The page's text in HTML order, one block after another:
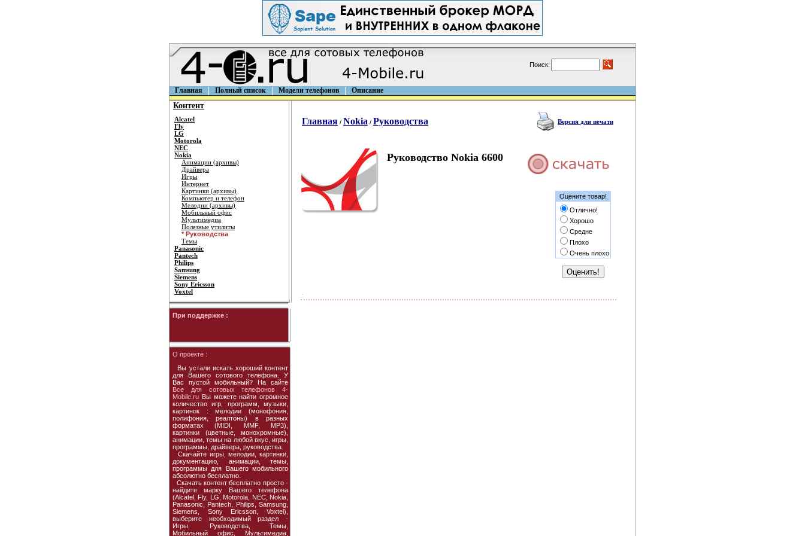
Поиск:
Главная Полный список Модели телефонов Описание
Контент
Alcatel
Fly
LG
Motorola
NEC
Nokia
Анимации (архивы)
Драйвера
Игры
Интернет
Картинки (архивы)
Компьютер и телефон
Мелодии (архивы)
Мобильный офис
Мультимедиа
Полезные утилиты
* Руководства
Темы
Panasonic
Pantech
Philips
Samsung
Siemens
Sony Ericsson
Voxtel
При поддержке :
О проекте :
Вы устали искать хороший контент
для Вашего сотового телефона. У
Вас пустой мобильный? На сайте
Все для сотовых телефонов 4-
Mobile.ru Вы можете найти огромное
количество игр, программ, музыки,
картинок : мелодии (монофония,
полифония, реалтоны) в разных
форматах (MIDI, MMF, MP3),
картинки (цветные, монохромные),
анимации, темы на любой вкус, игры,
программы, драйвера, руководства.
Скачайте игры, мелодии, картинки,
документацию, анимации, темы,
программы для Вашего мобильного
абсолютно бесплатно.
Скачать контент бесплатно просто -
найдите марку Вашего телефона
(Alcatel, Fly, LG, Motorola, NEC, Nokia,
Panasonic, Pantech, Philips, Samsung,
Siemens, Sony Ericsson, Voxtel),
выберите необходимый раздел -
Игры, Руководства, Темы,
Мобильный офис, Мультимедиа,
Главная / Nokia / Руководства Версия для печати
Руководство Nokia 6600
Оцените товар!
Отлично!
Хорошо
Средне
Плохо
Очень плохо